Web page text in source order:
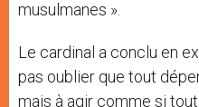
musulmanes ».
Le cardinal a conclu en
pas oublier que tout
mais à agir comme si